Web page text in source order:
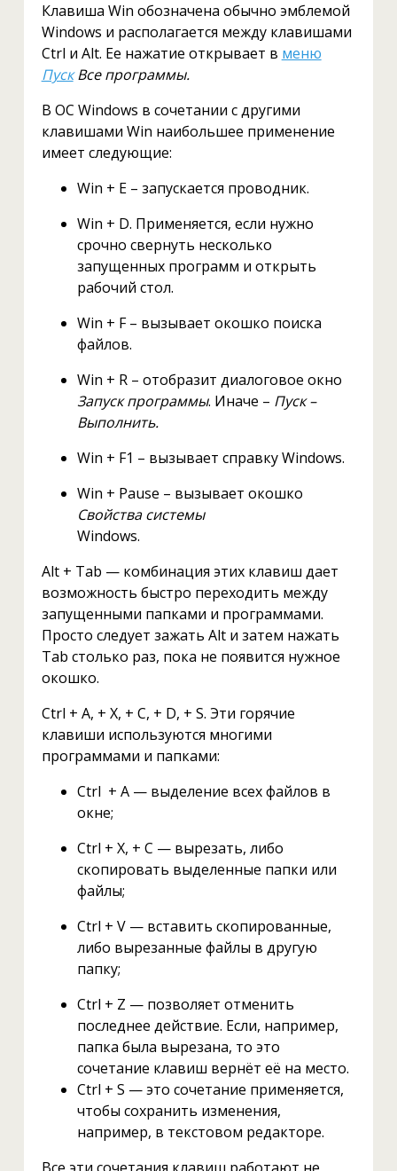
Клавиша Win обозначена обычно эмблемой
Windows и располагается между клавишами
Ctrl и Alt. Ее нажатие открывает в меню
Пуск Все программы.
В ОС Windows в сочетании с другими
клавишами Win наибольшее применение
имеет следующие:
Win + E – запускается проводник.
Win + D. Применяется, если нужно
срочно свернуть несколько
запущенных программ и открыть
рабочий стол.
Win + F – вызывает окошко поиска
файлов.
Win + R – отобразит диалоговое окно
Запуск программы. Иначе – Пуск –
Выполнить.
Win + F1 – вызывает справку Windows.
Win + Pause – вызывает окошко
Свойства системы
Windows.
Alt + Tab — комбинация этих клавиш дает
возможность быстро переходить между
запущенными папками и программами.
Просто следует зажать Alt и затем нажать
Tab столько раз, пока не появится нужное
окошко.
Ctrl + A, + X, + C, + D, + S. Эти горячие
клавиши используются многими
программами и папками:
Ctrl + A — выделение всех файлов в
окне;
Ctrl + X, + C — вырезать, либо
скопировать выделенные папки или
файлы;
Ctrl + V — вставить скопированные,
либо вырезанные файлы в другую
папку;
Ctrl + Z — позволяет отменить
последнее действие. Если, например,
папка была вырезана, то это
сочетание клавиш вернёт её на место.
Ctrl + S — это сочетание применяется,
чтобы сохранить изменения,
например, в текстовом редакторе.